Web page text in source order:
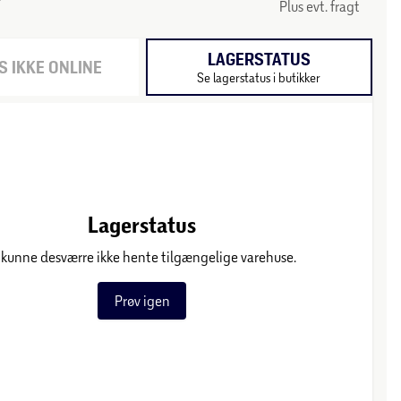
Plus evt. fragt
IKKE ONLINE LAGERSTATUS
Se lagerstatus i butikker
Lagerstatus
kunne desværre ikke hente tilgængelige varehuse.
Prøv igen